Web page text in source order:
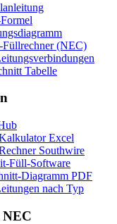
Füllrechner (NEC)
Tabelle
Excel
Southwire
Füll-Software
Diagramm PDF
nach Typ
NEC